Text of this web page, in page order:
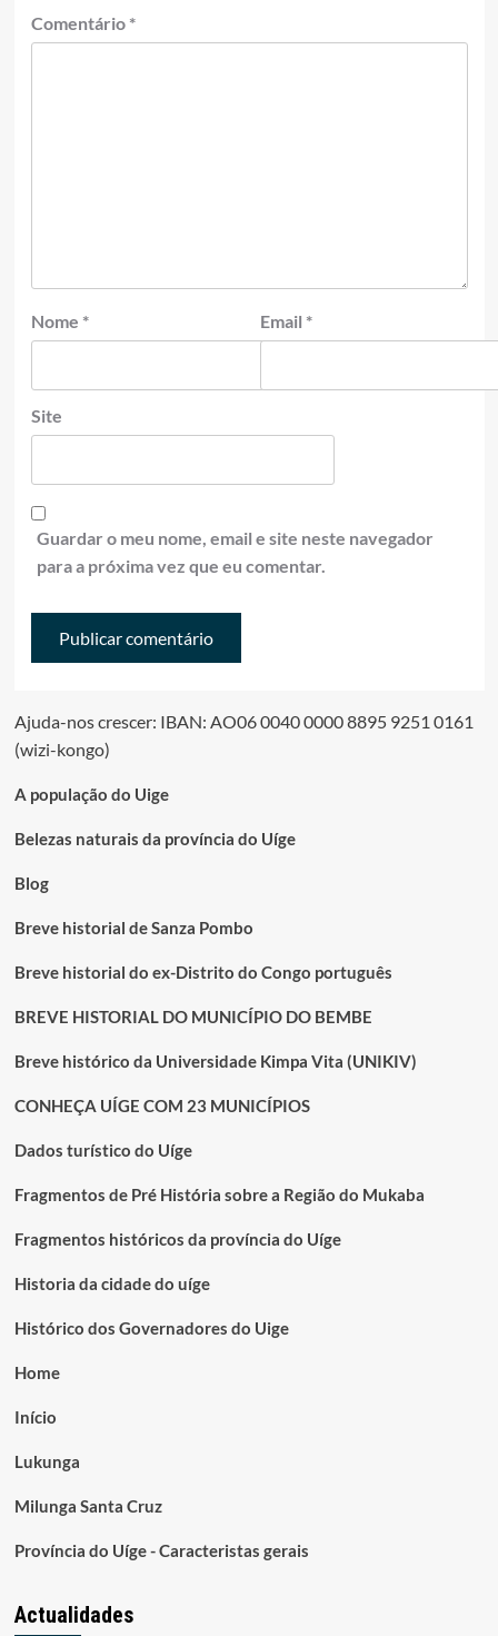
Comentário *
Nome * Email *
Site
Guardar o meu nome, email e site neste navegador
para a próxima vez que eu comentar.
Ajuda-nos crescer: IBAN: AO06 0040 0000 8895 9251 0161
(wizi-kongo)
A população do Uige
Belezas naturais da província do Uíge
Blog
Breve historial de Sanza Pombo
Breve historial do ex-Distrito do Congo português
BREVE HISTORIAL DO MUNICÍPIO DO BEMBE
Breve histórico da Universidade Kimpa Vita (UNIKIV)
CONHEÇA UÍGE COM 23 MUNICÍPIOS
Dados turístico do Uíge
Fragmentos de Pré História sobre a Região do Mukaba
Fragmentos históricos da província do Uíge
Historia da cidade do uíge
Histórico dos Governadores do Uige
Home
Início
Lukunga
Milunga Santa Cruz
Província do Uíge - Caracteristas gerais
Actualidades